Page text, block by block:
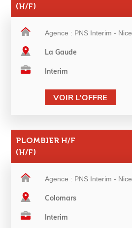
(H/F)
Agence : PNS Interim - Nice
La Gaude
Interim
VOIR L'OFFRE
PLOMBIER H/F
(H/F)
Agence : PNS Interim - Nice
Colomars
Interim